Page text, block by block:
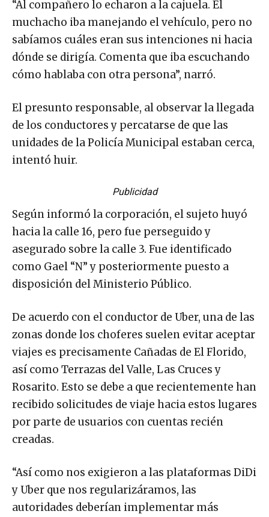
“Al compañero lo echaron a la cajuela. El
muchacho iba manejando el vehículo, pero no
sabíamos cuáles eran sus intenciones ni hacia
dónde se dirigía. Comenta que iba escuchando
cómo hablaba con otra persona”, narró.
El presunto responsable, al observar la llegada
de los conductores y percatarse de que las
unidades de la Policía Municipal estaban cerca,
intentó huir.
Publicidad
Según informó la corporación, el sujeto huyó
hacia la calle 16, pero fue perseguido y
asegurado sobre la calle 3. Fue identificado
como Gael “N” y posteriormente puesto a
disposición del Ministerio Público.
De acuerdo con el conductor de Uber, una de las
zonas donde los choferes suelen evitar aceptar
viajes es precisamente Cañadas de El Florido,
así como Terrazas del Valle, Las Cruces y
Rosarito. Esto se debe a que recientemente han
recibido solicitudes de viaje hacia estos lugares
por parte de usuarios con cuentas recién
creadas.
“Así como nos exigieron a las plataformas DiDi
y Uber que nos regularizáramos, las
autoridades deberían implementar más